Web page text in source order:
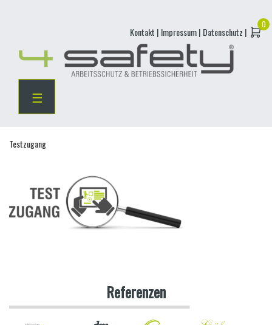
content
Kontakt | Impressum | Datenschutz |
☰
Testzugang
Referenzen